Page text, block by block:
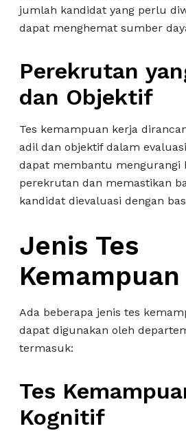
jumlah kandidat yang perlu
dapat menghemat sumber
Perekrutan
dan Objektif
Tes kemampuan kerja
adil dan objektif dalam
dapat membantu mengurangi
perekrutan dan memastikan
kandidat dievaluasi dengan
Jenis Tes
Ada beberapa jenis tes
dapat digunakan oleh
termasuk:
Tes
Kognitif